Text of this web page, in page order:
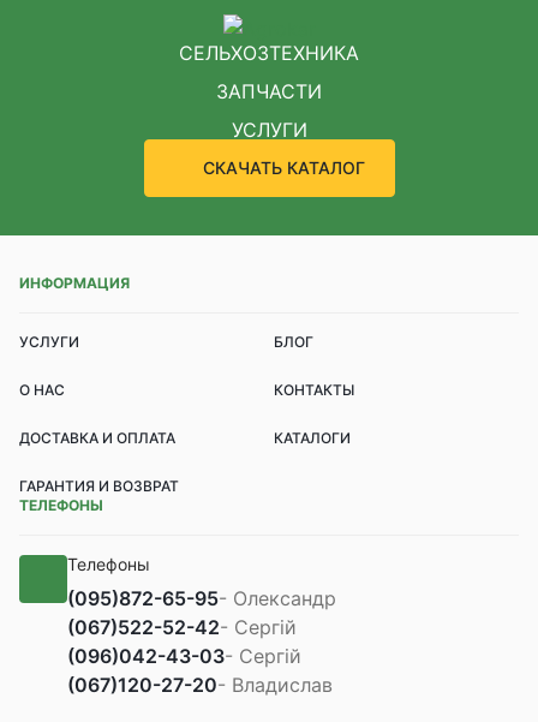
СЕЛЬХОЗТЕХНИКА
ЗАПЧАСТИ
УСЛУГИ
СКАЧАТЬ КАТАЛОГ
ИНФОРМАЦИЯ
УСЛУГИ БЛОГ
О НАС КОНТАКТЫ
ДОСТАВКА И ОПЛАТА КАТАЛОГИ
ГАРАНТИЯ И ВОЗВРАТ
ТЕЛЕФОНЫ
Телефоны
(095)872-65-95- Олександр
(067)522-52-42- Сергій
(096)042-43-03- Сергій
(067)120-27-20- Владислав